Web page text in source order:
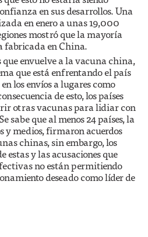
en sus desarrollos. Una
en enero a unas 19,000
mostró que la mayoría
fabricada en China.
que envuelve a la vacuna china,
que está enfrentando el país
los envíos a lugares como
de esto, los países
otras vacunas para lidiar con
sabe que al menos 24 países, la
y medios, firmaron acuerdos
chinas, sin embargo, los
estas y las acusaciones que
no están permitiendo
deseado como líder de